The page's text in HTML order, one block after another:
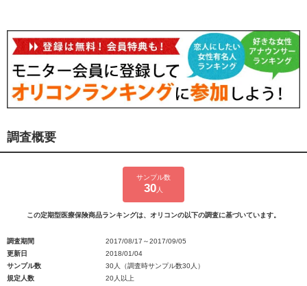
調査概要
サンプル数
30 人
この定期型医療保険商品ランキングは、オリコンの以下の調査に基づいています。
調査期間
2017/08/17～2017/09/05
更新日
2018/01/04
サンプル数
30人（調査時サンプル数30人）
規定人数
20人以上